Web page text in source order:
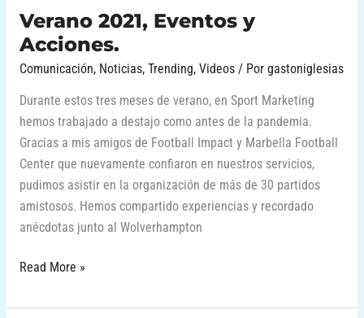
Verano 2021, Eventos y
Acciones.
Comunicación, Noticias, Trending, Videos/ Por gastoniglesias
Durante estos tres meses de verano, en Sport Marketing
hemos trabajado a destajo como antes de la pandemia.
Gracias a mis amigos de Football Impact y Marbella Football
Center que nuevamente confiaron en nuestros servicios,
pudimos asistir en la organización de más de 30 partidos
amistosos. Hemos compartido experiencias y recordado
anécdotas junto al Wolverhampton
Read More »